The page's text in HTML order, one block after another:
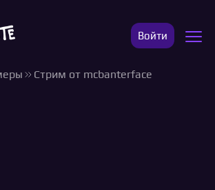
Войти
Стрим от mcbanterface